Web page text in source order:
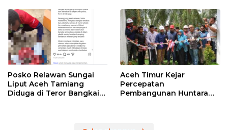
Posko Relawan Sungai
Liput Aceh Tamiang
Diduga di Teror Bangkai
Aceh Timur Kejar
Percepatan
Pembangunan Huntara